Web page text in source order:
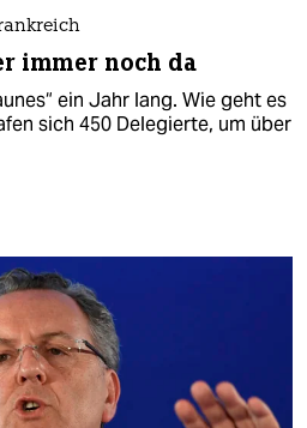
immer noch da
ein Jahr lang. Wie geht es
sich 450 Delegierte, um über